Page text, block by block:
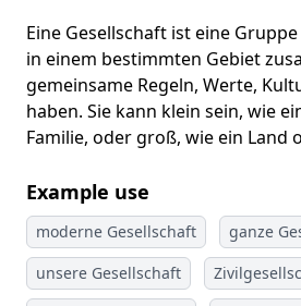
Eine Gesellschaft ist eine
in einem bestimmten Gebiet
gemeinsame Regeln, Werte,
haben. Sie kann klein sein, wie
Familie, oder groß, wie ein Land
Example use
moderne Gesellschaft
ganze
unsere Gesellschaft